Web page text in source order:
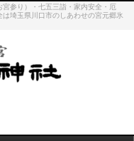
参り）・七五三詣・家内安全・厄
埼玉県川口市のしあわせの宮元郷氷